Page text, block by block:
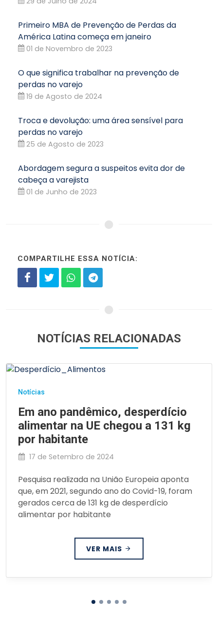
Primeiro MBA de Prevenção de Perdas da
América Latina começa em janeiro
01 de Novembro de 2023
O que significa trabalhar na prevenção de
perdas no varejo
19 de Agosto de 2024
Troca e devolução: uma área sensível para
perdas no varejo
25 de Agosto de 2023
Abordagem segura a suspeitos evita dor de
cabeça a varejista
01 de Junho de 2023
COMPARTILHE ESSA NOTÍCIA:
NOTÍCIAS RELACIONADAS
Notícias
Em ano pandêmico, desperdício
alimentar na UE chegou a 131 kg
por habitante
17 de Setembro de 2024
Pesquisa realizada na União Europeia aponta
que, em 2021, segundo ano do Covid-19, foram
gerados cerca de 131 kg de desperdício
alimentar por habitante
VER MAIS